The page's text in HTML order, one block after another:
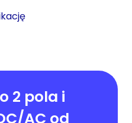
2 pola i
AC od